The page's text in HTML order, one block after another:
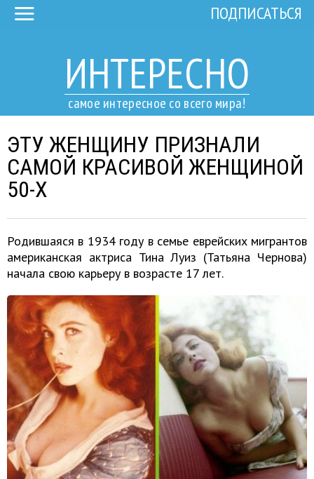
ИНТЕРЕСНО
самое интересное со всего мира!
ПОДПИСАТЬСЯ
ЭТУ ЖЕНЩИНУ ПРИЗНАЛИ
САМОЙ КРАСИВОЙ ЖЕНЩИНОЙ
50-Х
Родившаяся в 1934 году в семье еврейских мигрантов
американская актриса Тина Луиз (Татьяна Чернова)
начала свою карьеру в возрасте 17 лет.